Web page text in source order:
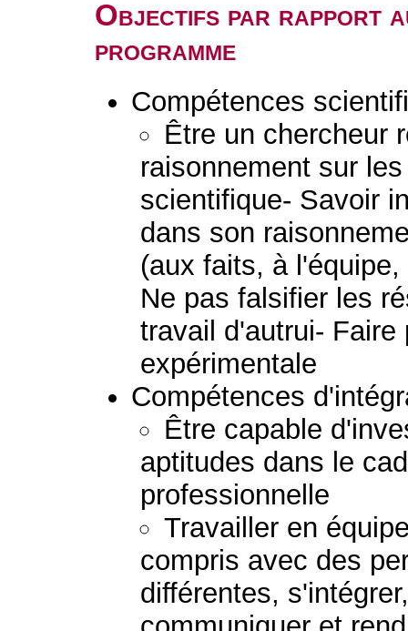
Objectifs par rapport
programme
Compétences
Être un chercheur
raisonnement sur
scientifique- Savoir
dans son
(aux faits, à
Ne pas falsifier les
travail d'autrui- Faire
expérimentale
Compétences
Être capable
aptitudes dans le
professionnelle
Travailler en
compris avec des
différentes,